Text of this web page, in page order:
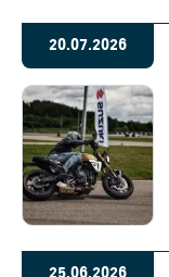
20.07.2026